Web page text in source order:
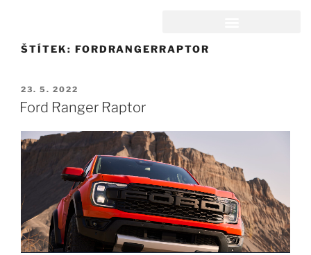
ŠTÍTEK: FORDRANGERRAPTOR
23. 5. 2022
Ford Ranger Raptor